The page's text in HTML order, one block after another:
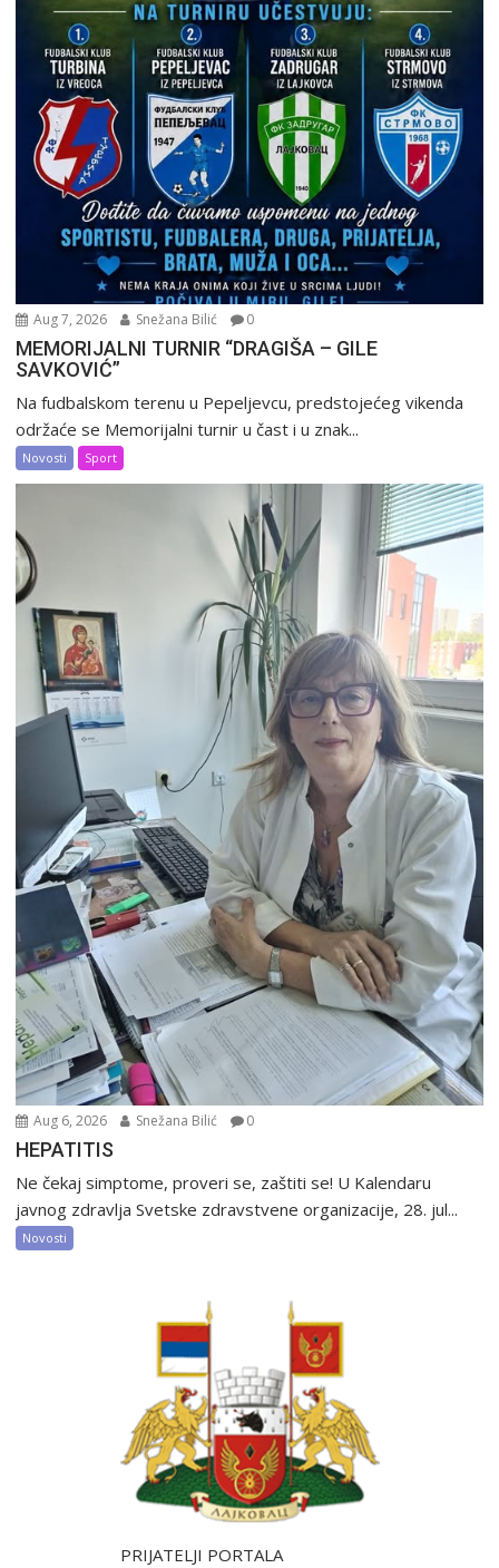
Aug 7, 2026 Snežana Bilić 0
MEMORIJALNI TURNIR “DRAGIŠA – GILE
SAVKOVIĆ”
Na fudbalskom terenu u Pepeljevcu, predstojećeg vikenda
održaće se Memorijalni turnir u čast i u znak...
Novosti Sport
Aug 6, 2026 Snežana Bilić 0
HEPATITIS
Ne čekaj simptome, proveri se, zaštiti se! U Kalendaru
javnog zdravlja Svetske zdravstvene organizacije, 28. jul...
Novosti
PRIJATELJI PORTALA